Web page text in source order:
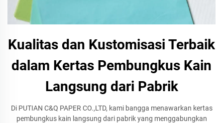
Kualitas dan Kustomisasi Terbaik
dalam Kertas Pembungkus Kain
Langsung dari Pabrik
Di PUTIAN C&Q PAPER CO.,LTD, kami bangga menawarkan kertas
pembungkus kain langsung dari pabrik yang menggabungkan